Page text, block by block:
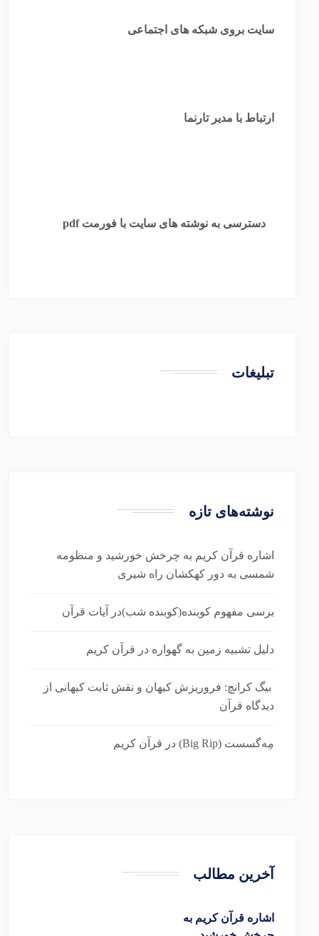
سایت بروی شبکه های اجتماعی
ارتباط با مدیر تارنما
دسترسی به نوشته های سایت با فورمت pdf
تبلیغات
نوشته‌های تازه
اشاره قرآن کریم به چرخش خورشید و منظومه
شمسی به دور کهکشان راه شیری
برسی مفهوم کوبنده(کوبنده شب)در آیات قرآن
دلیل تشبیه زمین به گهواره در قرآن کریم
بیگ کرانچ: فروریزش کیهان و نقش ثابت کیهانی از
دیدگاه قرآن
مِه‌گسست (Big Rip) در قرآن کریم
آخرین مطالب
اشاره قرآن کریم به